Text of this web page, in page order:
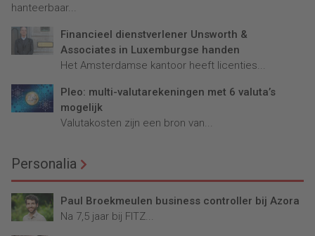
hanteerbaar...
Financieel dienstverlener Unsworth &
Associates in Luxemburgse handen
Het Amsterdamse kantoor heeft licenties...
Pleo: multi-valutarekeningen met 6 valuta’s
mogelijk
Valutakosten zijn een bron van...
Personalia
Paul Broekmeulen business controller bij Azora
Na 7,5 jaar bij FITZ...